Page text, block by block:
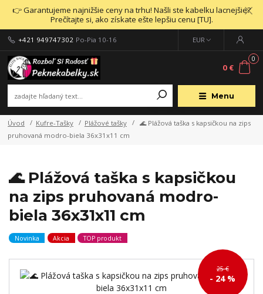
👉 Garantujeme najnižšie ceny na trhu! Našli ste kabelku lacnejšie?
Prečítajte si, ako získate ešte lepšiu cenu [TU].
Menu
EUR
+421 949747302 Po-Pia 10-16
0
0 €
Úvod Kufre-Tašky Plážové tašky
🌊 Plážová taška s kapsičkou na zips
pruhovaná modro-biela 36x31x11 cm
🌊 Plážová taška s kapsičkou
na zips pruhovaná modro-
biela 36x31x11 cm
Novinka Akcia TOP produkt
25 €
- 24 %